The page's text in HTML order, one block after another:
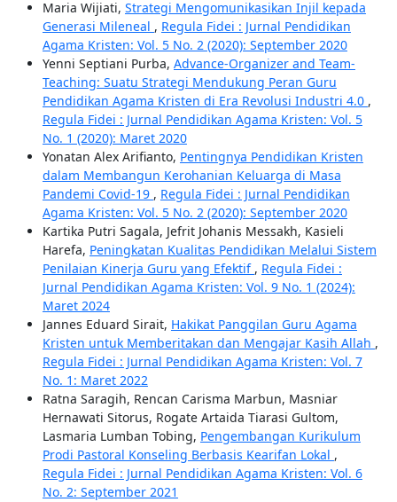
Maria Wijiati, Strategi Mengomunikasikan Injil kepada
Generasi Mileneal , Regula Fidei : Jurnal Pendidikan
Agama Kristen: Vol. 5 No. 2 (2020): September 2020
Yenni Septiani Purba, Advance-Organizer and Team-
Teaching: Suatu Strategi Mendukung Peran Guru
Pendidikan Agama Kristen di Era Revolusi Industri 4.0 ,
Regula Fidei : Jurnal Pendidikan Agama Kristen: Vol. 5
No. 1 (2020): Maret 2020
Yonatan Alex Arifianto, Pentingnya Pendidikan Kristen
dalam Membangun Kerohanian Keluarga di Masa
Pandemi Covid-19 , Regula Fidei : Jurnal Pendidikan
Agama Kristen: Vol. 5 No. 2 (2020): September 2020
Kartika Putri Sagala, Jefrit Johanis Messakh, Kasieli
Harefa, Peningkatan Kualitas Pendidikan Melalui Sistem
Penilaian Kinerja Guru yang Efektif , Regula Fidei :
Jurnal Pendidikan Agama Kristen: Vol. 9 No. 1 (2024):
Maret 2024
Jannes Eduard Sirait, Hakikat Panggilan Guru Agama
Kristen untuk Memberitakan dan Mengajar Kasih Allah ,
Regula Fidei : Jurnal Pendidikan Agama Kristen: Vol. 7
No. 1: Maret 2022
Ratna Saragih, Rencan Carisma Marbun, Masniar
Hernawati Sitorus, Rogate Artaida Tiarasi Gultom,
Lasmaria Lumban Tobing, Pengembangan Kurikulum
Prodi Pastoral Konseling Berbasis Kearifan Lokal ,
Regula Fidei : Jurnal Pendidikan Agama Kristen: Vol. 6
No. 2: September 2021